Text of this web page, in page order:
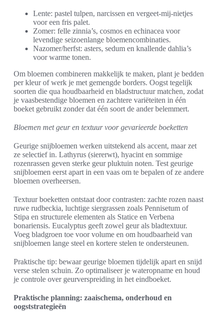
Lente: pastel tulpen, narcissen en vergeet-mij-nietjes
voor een fris palet.
Zomer: felle zinnia’s, cosmos en echinacea voor
levendige seizoenlange bloemencombinaties.
Nazomer/herfst: asters, sedum en knallende dahlia’s
voor warme tonen.
Om bloemen combineren makkelijk te maken, plant je bedden
per kleur of werk je met gemengde borders. Oogst tegelijk
soorten die qua houdbaarheid en bladstructuur matchen, zodat
je vaasbestendige bloemen en zachtere variëteiten in één
boeket gebruikt zonder dat één soort de ander belemmert.
Bloemen met geur en textuur voor gevarieerde boeketten
Geurige snijbloemen werken uitstekend als accent, maar zet
ze selectief in. Lathyrus (siererwt), hyacint en sommige
rozenrassen geven sterke geur pluktuin noten. Test geurige
snijbloemen eerst apart in een vaas om te bepalen of ze andere
bloemen overheersen.
Textuur boeketten ontstaat door contrasten: zachte rozen naast
ruwe rudbeckia, luchtige siergrassen zoals Pennisetum of
Stipa en structurele elementen als Statice en Verbena
bonariensis. Eucalyptus geeft zowel geur als bladtextuur.
Voeg bladgroen toe voor volume en om houdbaarheid van
snijbloemen lange steel en kortere stelen te ondersteunen.
Praktische tip: bewaar geurige bloemen tijdelijk apart en snijd
verse stelen schuin. Zo optimaliseer je wateropname en houd
je controle over geurverspreiding in het eindboeket.
Praktische planning: zaaischema, onderhoud en
oogststrategieën